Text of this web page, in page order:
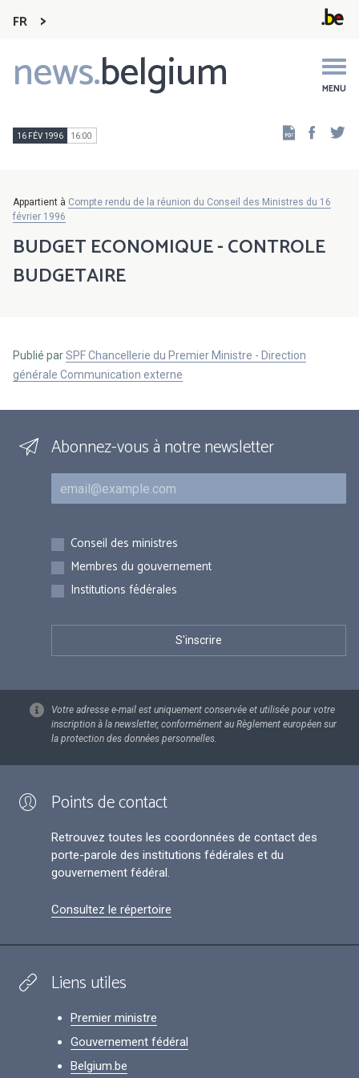
FR
news.belgium MENU
Main
navigation
16 FÉV 1996 16:00
Appartient à Compte rendu de la réunion du Conseil des Ministres du 16
février 1996
BUDGET ECONOMIQUE - CONTROLE
BUDGETAIRE
Publié parSPF Chancellerie du Premier Ministre - Direction
générale Communication externe
Abonnez-vous à notre newsletter
Courriel
Inscriptions
Conseil des ministres
Membres du gouvernement
Institutions fédérales
Votre adresse e-mail est uniquement conservée et utilisée pour votre
inscription à la newsletter, conformément au Règlement européen sur
la protection des données personnelles.
Points de contact
Retrouvez toutes les coordonnées de contact des
porte-parole des institutions fédérales et du
gouvernement fédéral.
Consultez le répertoire
Liens utiles
Premier ministre
Gouvernement fédéral
Belgium.be